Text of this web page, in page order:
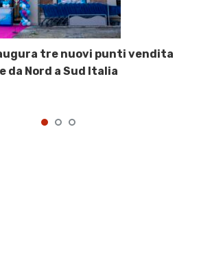
tre nuovi punti vendita
da Nord a Sud Italia